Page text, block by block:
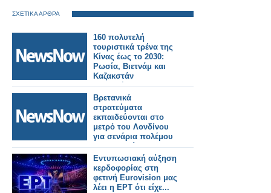
ΣΧΕΤΙΚΑ ΑΡΘΡΑ
160 πολυτελή
τουριστικά τρένα της
Κίνας έως το 2030:
Ρωσία, Βιετνάμ και
Καζακστάν
συμμετέχουν στην
τεράστια επέκταση
των σιδηροδρόμων.
Βρετανικά
στρατεύματα
εκπαιδεύονται στο
μετρό του Λονδίνου
για σενάρια πολέμου
με τη Ρωσία!
Εντυπωσιακή αύξηση
κερδοφορίας στη
φετινή Eurovision μας
λέει η ΕΡΤ ότι είχε...